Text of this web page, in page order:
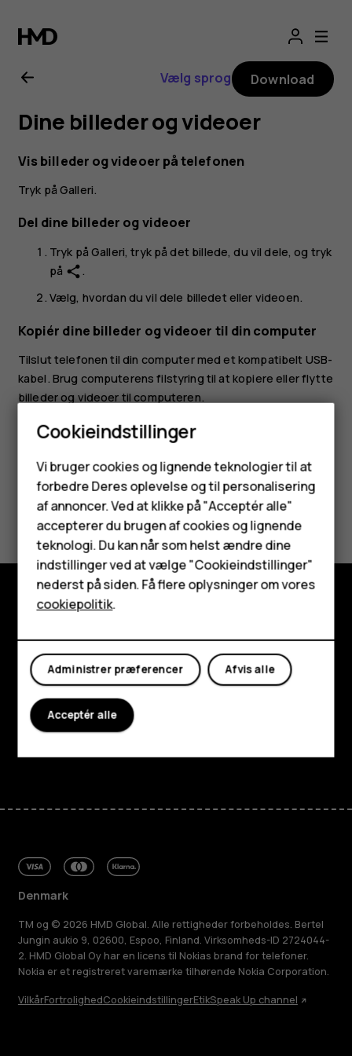
Brugervejledning
til
HMD
ARC
Smartphones
Feature-telefoner
Tilbehør
HMD Terra M
Tablets
Min konto
Vælg sprog Download
Dine billeder og videoer
Vis billeder og videoer på telefonen
Tryk påGalleri.
Del dine billeder og videoer
Tryk påGalleri, tryk på det billede, du vil dele, og tryk
på share .
Vælg, hvordan du vil dele billedet eller videoen.
Kopiér dine billeder og videoer til din computer
Tilslut telefonen til din computer med et kompatibelt USB-
kabel. Brug computerens filstyring til at kopiere eller flytte
billeder og videoer til computeren.
Synes du, dette var nyttigt?
Ja Nej
Om
Planet and people
Support
Denmark
TM og © 2026 HMD Global. Alle rettigheder forbeholdes. Bertel
Jungin aukio 9, 02600, Espoo, Finland. Virksomheds-ID 2724044-
2. HMD Global Oy har en licens til Nokias brand for telefoner.
Nokia er et registreret varemærke tilhørende Nokia Corporation.
VilkårFortrolighedCookieindstillingerEtikSpeak Up channel
Cookieindstillinger
Vi bruger cookies og lignende teknologier til at
forbedre Deres oplevelse og til personalisering
af annoncer. Ved at klikke på "Acceptér alle"
accepterer du brugen af cookies og lignende
teknologi. Du kan når som helst ændre dine
indstillinger ved at vælge "Cookieindstillinger"
nederst på siden. Få flere oplysninger om vores
cookiepolitik.
Afvis alle
Administrer præferencer
Acceptér alle